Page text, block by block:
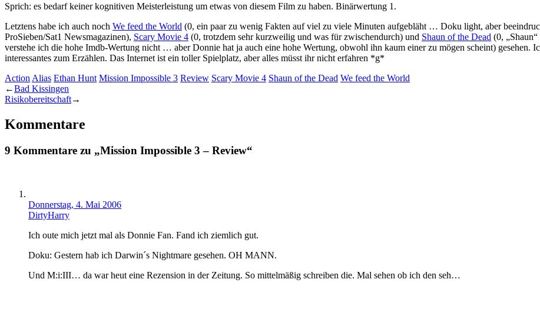
Sprich: es bedarf keiner kognitiven Meisterleistung um etwas von diesem Film zu haben. Binärwertung 1.
Letztens habe ich auch noch We feed the World (0, ein paar zu wenig Fakten auf viel zu viele Minuten aufgebläht … Doku light, aber
ProSieben/Sat1 Newsmagazinen), Scary Movie 4 (0, trotzdem sehr kurzweilig und was für zwischendurch) und Shaun of the Dead (0,
verstehe ich die hohe Imdb-Wertung nicht … aber Donnie hat ja auch eine hohe Wertung, obwohl ihn kaum einer zu mögen scheint)
interessantes zum Erzählen. Das Internet ist ein toller Spielplatz, aber alles müsst ihr nicht erfahren *g*
Action Alias Ethan Hunt Mission Impossible 3 Review Scary Movie 4 Shaun of the Dead We feed the World
←Bad Kissingen
Risikobereitschaft→
Kommentare
9 Kommentare zu „Mission Impossible 3 – Review“
Donnerstag, 4. Mai 2006
DirtyHarry
Ich oute mich jetzt mal als Donnie Fan. Fand ich ziemlich gut.
Doku: Gestern hab ich Darwin´s Nightmare gesehen. OH MANN.
Und M:i:III… da war heut eine Rezension in der Zeitung. So mittelmäßig schreiben die. Mal sehen ob ich den seh…